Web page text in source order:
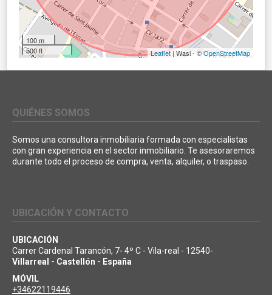
100 m
500 ft
Leaflet| Wasi - ©OpenStreetMap
QUIÉNES SOMOS
Somos una consultora inmobiliaria formada con especialistas
con gran experiencia en el sector inmobiliario. Te asesoraremos
durante todo el proceso de compra, venta, alquiler, o traspaso.
UBICACIÓN Y CONTACTO
UBICACIÓN
Carrer Cardenal Tarancón, 7- 4º C - Vila-real - 12540-
Villarreal - Castellón - España
MÓVIL
+34622119446